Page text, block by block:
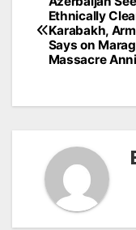
Ethnically
Karabakh,
Says on
Massacre